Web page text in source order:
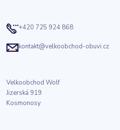
+420 725 924 868
kontakt@velkoobchod-obuvi.cz
Velkoobchod Wolf
Jizerská 919
Kosmonosy